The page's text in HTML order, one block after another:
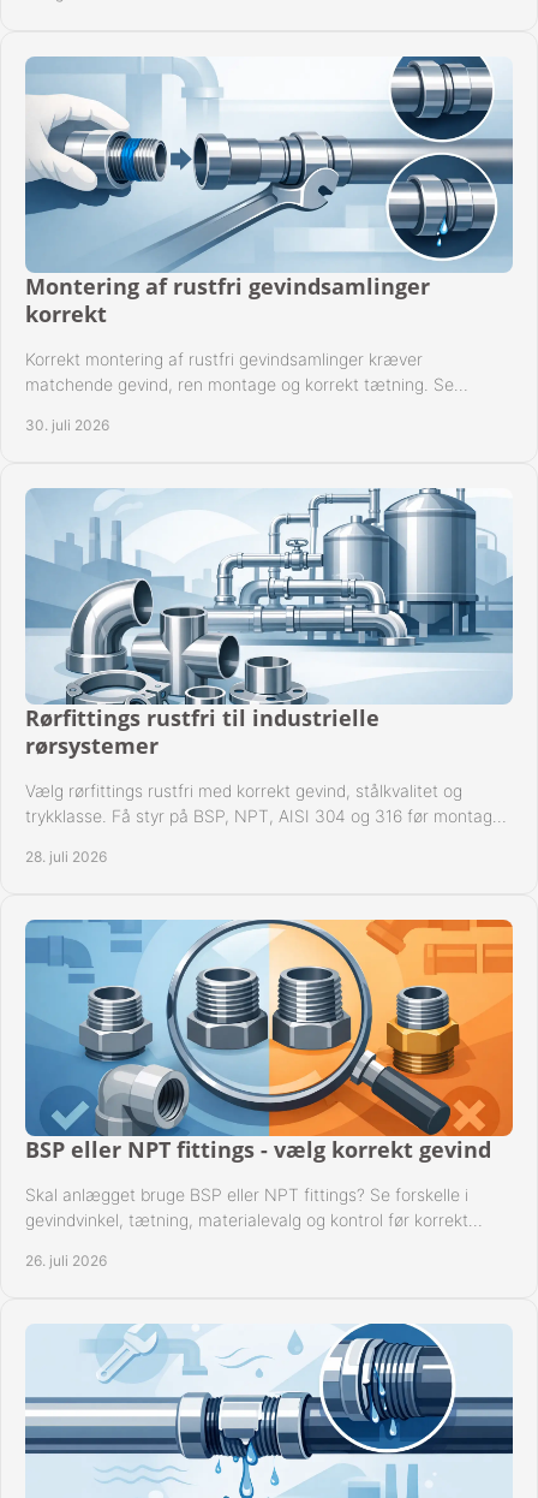
Montering af rustfri gevindsamlinger
korrekt
Korrekt montering af rustfri gevindsamlinger kræver
matchende gevind, ren montage og korrekt tætning. Se
30. juli 2026
Rørfittings rustfri til industrielle
rørsystemer
Vælg rørfittings rustfri med korrekt gevind, stålkvalitet og
trykklasse. Få styr på BSP, NPT, AISI 304 og 316 før montage
28. juli 2026
BSP eller NPT fittings - vælg korrekt gevind
Skal anlægget bruge BSP eller NPT fittings? Se forskelle i
gevindvinkel, tætning, materialevalg og kontrol før korrekt
26. juli 2026